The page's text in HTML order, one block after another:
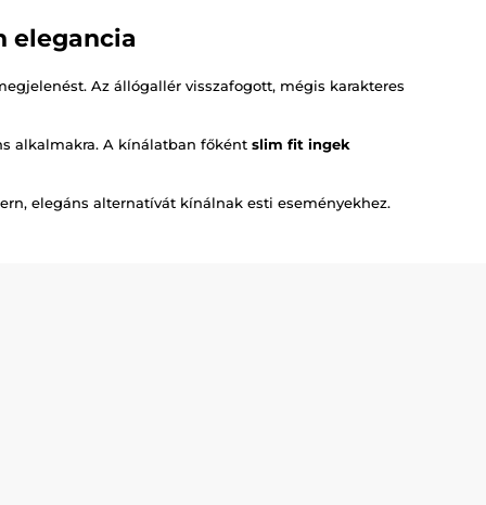
elegancia
Az állógallér visszafogott, mégis karakteres
alkalmakra. A kínálatban főként slim fit ingek
elegáns alternatívát kínálnak esti eseményekhez.